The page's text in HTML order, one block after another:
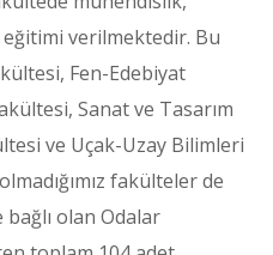
eğitimi verilmektedir. Bu
Fen-Edebiyat
Sanat ve Tasarım
ve Uçak-Uzay Bilimleri
fakülteler de
bağlı olan Odalar